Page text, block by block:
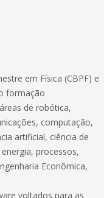
em Física (CBPF) e
formação
de robótica,
computação,
artificial, ciência de
processos,
Econômica,
voltados para as